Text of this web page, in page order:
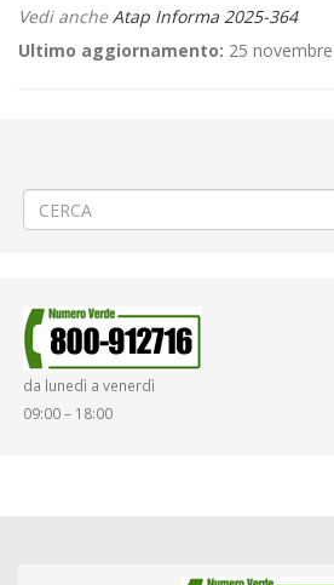
Vedi ancheAtap Informa 2025-364
Ultimo aggiornamento: 25
da lunedì a venerdì
09:00 – 18:00